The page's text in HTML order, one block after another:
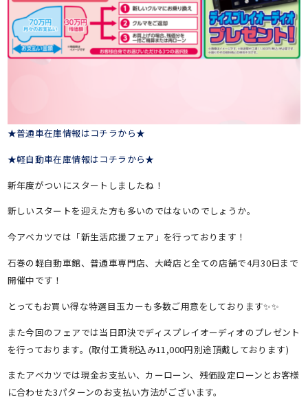
★普通車在庫情報はコチラから★
★軽自動車在庫情報はコチラから★
新年度がついにスタートしましたね！
新しいスタートを迎えた方も多いのではないのでしょうか。
今アベカツでは「新生活応援フェア」を行っております！
石巻の軽自動車館、普通車専門店、大崎店と全ての店舗で4月30日まで
開催中です！
とってもお買い得な特選目玉カーも多数ご用意をしております✨✨
また今回のフェアでは当日即決でディスプレイオーディオのプレゼント
を行っております。(取付工賃税込み11,000円別途頂戴しております)
またアベカツでは現金お支払い、カーローン、残価設定ローンとお客様
に合わせた3パターンのお支払い方法がございます。